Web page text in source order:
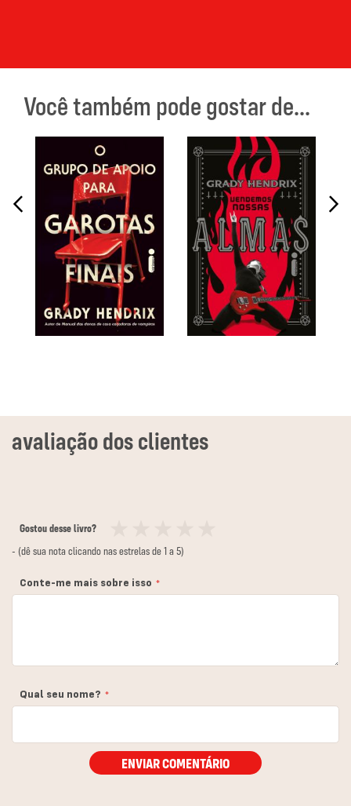
Você também pode gostar de...
Gostou desse livro?
12
3
4
5
- (dê sua nota clicando nas estrelas de 1 a 5)
Conte-me mais sobre isso
Qual seu nome?
ENVIAR COMENTÁRIO